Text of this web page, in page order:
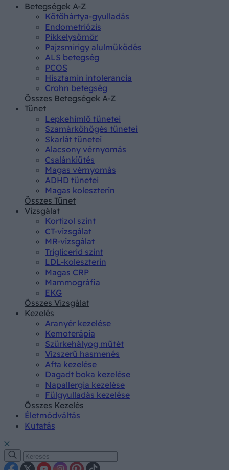
Betegségek A-Z
Kötőhártya-gyulladás
Endometriózis
Pikkelysömör
Pajzsmirigy alulműködés
ALS betegség
PCOS
Hisztamin intolerancia
Crohn betegség
Összes Betegségek A-Z
Tünet
Lepkehimlő tünetei
Szamárköhögés tünetei
Skarlát tünetei
Alacsony vérnyomás
Csalánkiütés
Magas vérnyomás
ADHD tünetei
Magas koleszterin
Összes Tünet
Vizsgálat
Kortizol szint
CT-vizsgálat
MR-vizsgálat
Triglicerid szint
LDL-koleszterin
Magas CRP
Mammográfia
EKG
Összes Vizsgálat
Kezelés
Aranyér kezelése
Kemoterápia
Szürkehályog műtét
Vízszerű hasmenés
Afta kezelése
Dagadt boka kezelése
Napallergia kezelése
Fülgyulladás kezelése
Összes Kezelés
Életmódváltás
Kutatás